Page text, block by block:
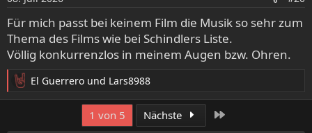
n
e
n
:
Für mich passt bei keinem Film die Musik so sehr zum
Thema des Films wie bei Schindlers Liste.
Völlig konkurrenzlos in meinem Augen bzw. Ohren.
R
e
El Guerrero und Lars8988
1 von 5 Nächste